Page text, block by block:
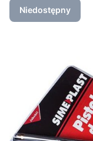
Niedostępny